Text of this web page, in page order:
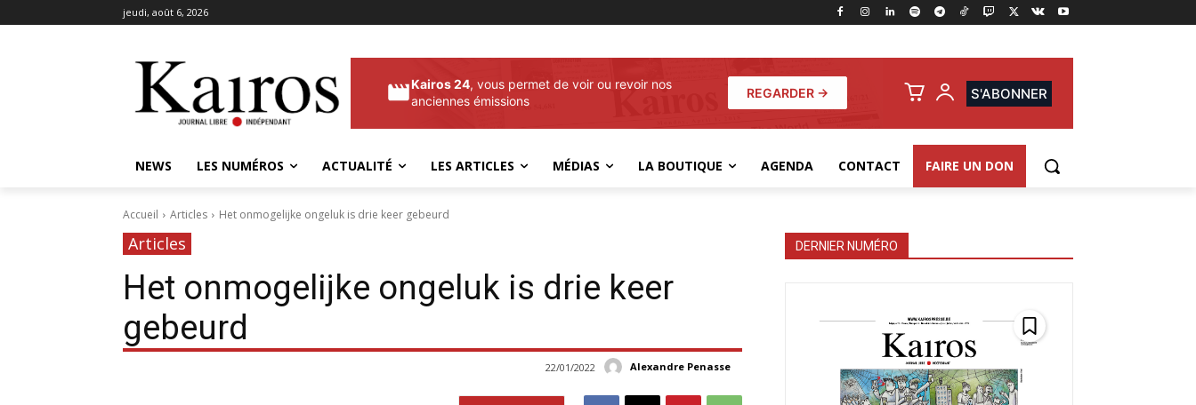
jeudi, août 6, 2026
Kairos 24, vous permet de voir ou revoir nos
anciennes émissions
REGARDER → S'ABONNER
NEWS LES NUMÉROS ACTUALITÉ LES ARTICLES MÉDIAS LA BOUTIQUE AGENDA CONTACT FAIRE UN DON
Accueil Articles Het onmogelijke ongeluk is drie keer gebeurd
Articles
Het onmogelijke ongeluk is drie keer
gebeurd
Alexandre Penasse
22/01/2022
DERNIER NUMÉRO